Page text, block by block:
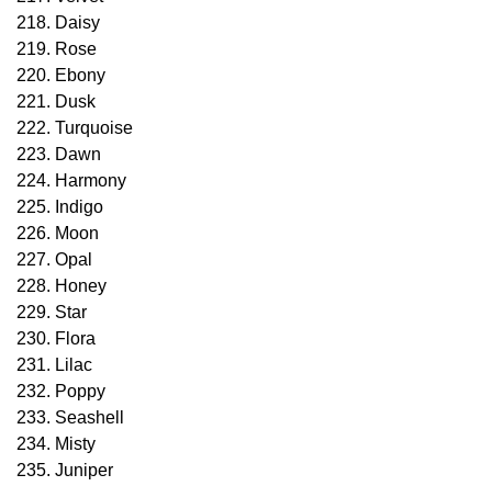
218. Daisy
219. Rose
220. Ebony
221. Dusk
222. Turquoise
223. Dawn
224. Harmony
225. Indigo
226. Moon
227. Opal
228. Honey
229. Star
230. Flora
231. Lilac
232. Poppy
233. Seashell
234. Misty
235. Juniper